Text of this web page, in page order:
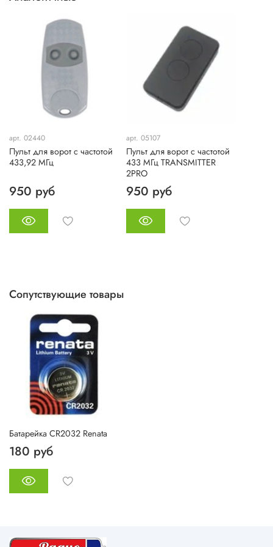
арт. 02440
Пульт для ворот с частотой
433,92 МГц
950 руб
арт. 05107
Пульт для ворот с частотой
433 МГц TRANSMITTER
2PRO
950 руб
Сопутствующие товары
Батарейка CR2032 Renata
180 руб